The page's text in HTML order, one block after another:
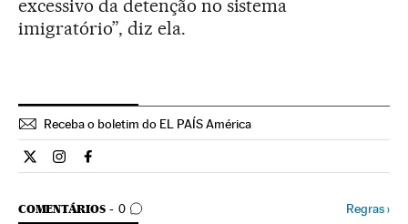
excessivo da detenção no sistema
imigratório”, diz ela.
Receba o boletim do EL PAÍS América
Internacional El País Brasil en Twitter
Internacional El País Brasil en Instagram
Internacional El País Brasil en Facebook
COMENTÁRIOS 0
COMENTÁRIOS Regras›